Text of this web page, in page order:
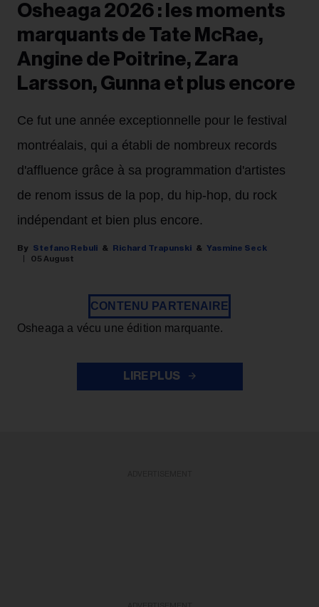
Osheaga 2026 : les moments
marquants de Tate McRae,
Angine de Poitrine, Zara
Larsson, Gunna et plus encore
Ce fut une année exceptionnelle pour le festival
montréalais, qui a établi de nombreux records
d'affluence grâce à sa programmation d'artistes
de renom issus de la pop, du hip-hop, du rock
indépendant et bien plus encore.
Stefano Rebuli Richard Trapunski
Yasmine Seck
05 August
CONTENU PARTENAIRE
Osheaga a vécu une édition marquante.
LIRE PLUS